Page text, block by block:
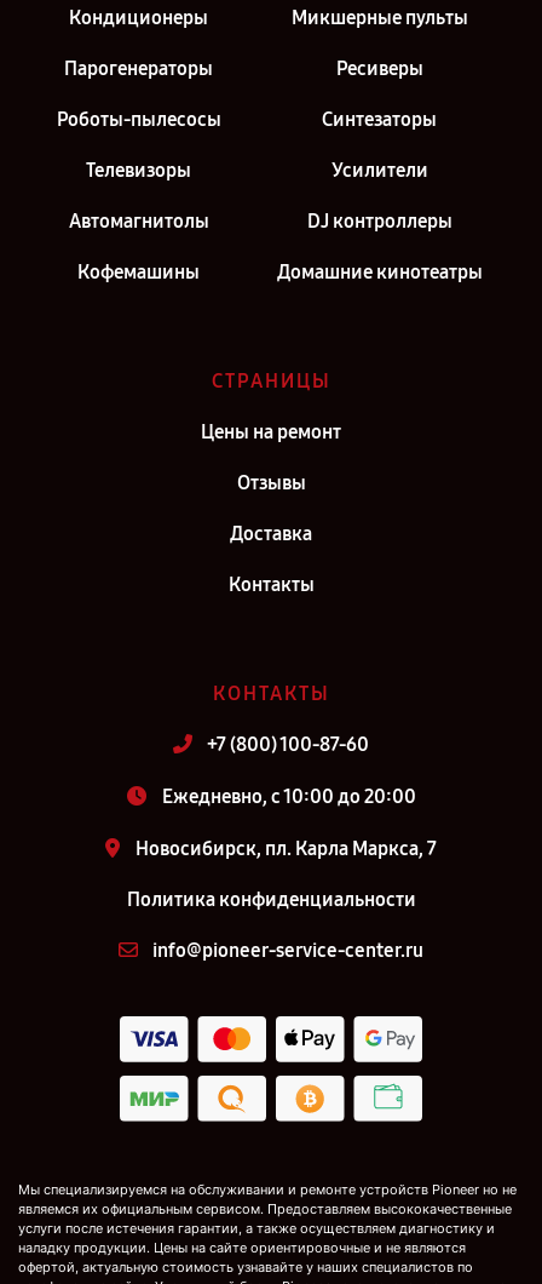
Кондиционеры Микшерные пульты
Парогенераторы Ресиверы
Роботы-пылесосы Синтезаторы
Телевизоры Усилители
Автомагнитолы DJ контроллеры
Кофемашины Домашние кинотеатры
СТРАНИЦЫ
Цены на ремонт
Отзывы
Доставка
Контакты
КОНТАКТЫ
+7 (800) 100-87-60
Ежедневно, с 10:00 до 20:00
Новосибирск, пл. Карла Маркса, 7
Политика конфиденциальности
info@pioneer-service-center.ru
Мы специализируемся на обслуживании и ремонте устройств Pioneer но не
являемся их официальным сервисом. Предоставляем высококачественные
услуги после истечения гарантии, а также осуществляем диагностику и
наладку продукции. Цены на сайте ориентировочные и не являются
офертой, актуальную стоимость узнавайте у наших специалистов по